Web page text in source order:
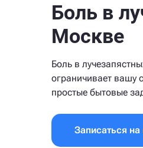
Боль в
Москве
Боль в
ограничивает вашу
простые бытовые
Записаться